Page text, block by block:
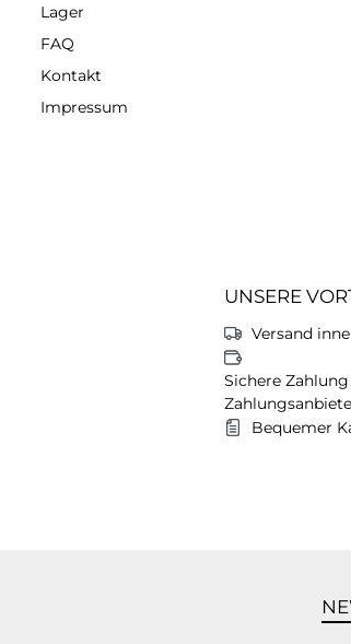
Lager
FAQ
Kontakt
Impressum
UNSERE
Versand
Sichere
Bequemer